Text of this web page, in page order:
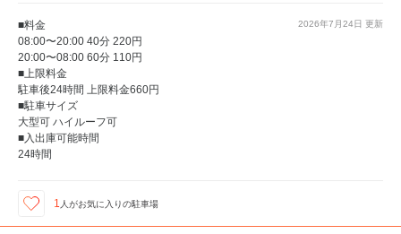
2026年7月24日 更新
■料金
08:00〜20:00 40分 220円
20:00〜08:00 60分 110円
■上限料金
駐車後24時間 上限料金660円
■駐車サイズ
大型可 ハイルーフ可
■入出庫可能時間
24時間
1 人がお気に入りの駐車場